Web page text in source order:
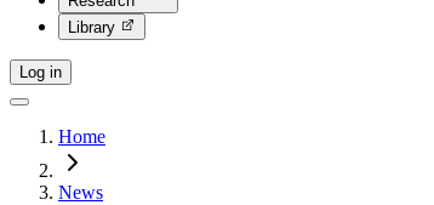
Library
Log in
Home
News